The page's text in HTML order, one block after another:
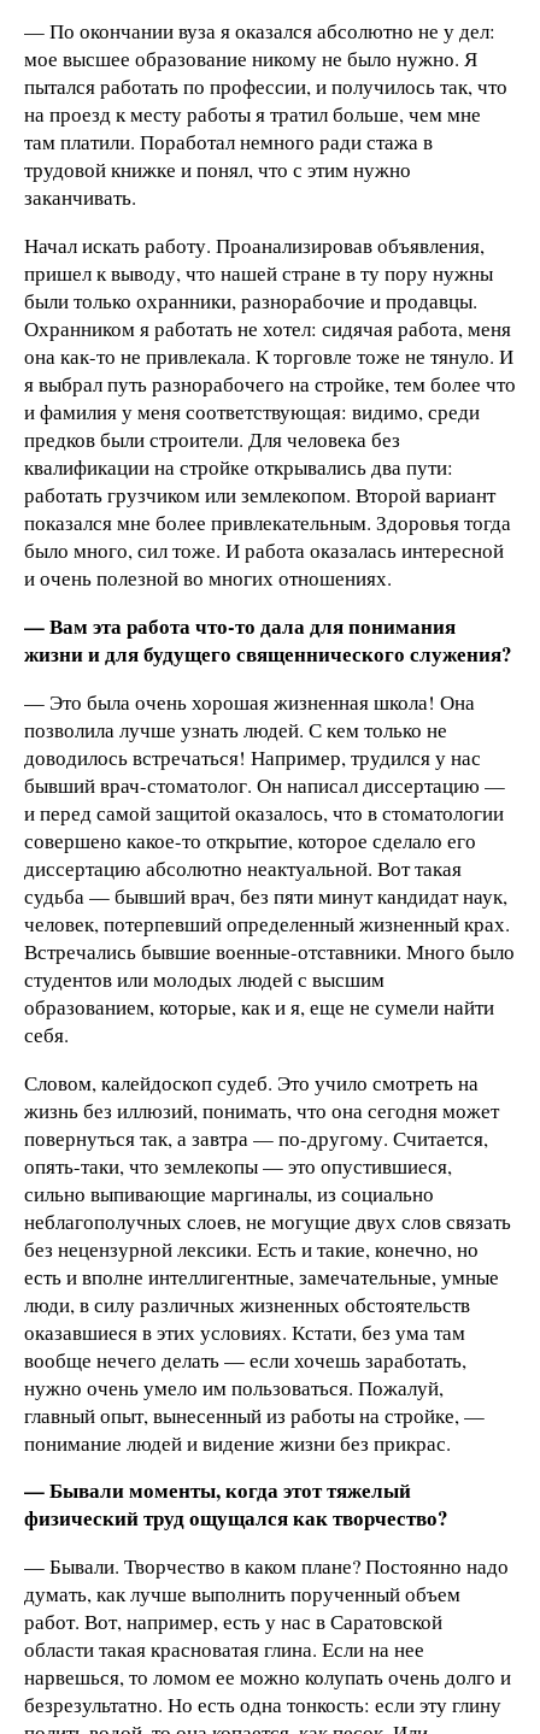
— По окончании вуза я оказался абсолютно не у дел:
мое высшее образование никому не было нужно. Я
пытался работать по профессии, и получилось так, что
на проезд к месту работы я тратил больше, чем мне
там платили. Поработал немного ради стажа в
трудовой книжке и понял, что с этим нужно
заканчивать.
Начал искать работу. Проанализировав объявления,
пришел к выводу, что нашей стране в ту пору нужны
были только охранники, разнорабочие и продавцы.
Охранником я работать не хотел: сидячая работа, меня
она как-то не привлекала. К торговле тоже не тянуло. И
я выбрал путь разнорабочего на стройке, тем более что
и фамилия у меня соответствующая: видимо, среди
предков были строители. Для человека без
квалификации на стройке открывались два пути:
работать грузчиком или землекопом. Второй вариант
показался мне более привлекательным. Здоровья тогда
было много, сил тоже. И работа оказалась интересной
и очень полезной во многих отношениях.
— Вам эта работа что-то дала для понимания
жизни и для будущего священнического служения?
— Это была очень хорошая жизненная школа! Она
позволила лучше узнать людей. С кем только не
доводилось встречаться! Например, трудился у нас
бывший врач-стоматолог. Он написал диссертацию —
и перед самой защитой оказалось, что в стоматологии
совершено какое-то открытие, которое сделало его
диссертацию абсолютно неактуальной. Вот такая
судьба — бывший врач, без пяти минут кандидат наук,
человек, потерпевший определенный жизненный крах.
Встречались бывшие военные-отставники. Много было
студентов или молодых людей с высшим
образованием, которые, как и я, еще не сумели найти
себя.
Словом, калейдоскоп судеб. Это учило смотреть на
жизнь без иллюзий, понимать, что она сегодня может
повернуться так, а завтра — по-другому. Считается,
опять-таки, что землекопы — это опустившиеся,
сильно выпивающие маргиналы, из социально
неблагополучных слоев, не могущие двух слов связать
без нецензурной лексики. Есть и такие, конечно, но
есть и вполне интеллигентные, замечательные, умные
люди, в силу различных жизненных обстоятельств
оказавшиеся в этих условиях. Кстати, без ума там
вообще нечего делать — если хочешь заработать,
нужно очень умело им пользоваться. Пожалуй,
главный опыт, вынесенный из работы на стройке, —
понимание людей и видение жизни без прикрас.
— Бывали моменты, когда этот тяжелый
физический труд ощущался как творчество?
— Бывали. Творчество в каком плане? Постоянно надо
думать, как лучше выполнить порученный объем
работ. Вот, например, есть у нас в Саратовской
области такая красноватая глина. Если на нее
нарвешься, то ломом ее можно колупать очень долго и
безрезультатно. Но есть одна тонкость: если эту глину